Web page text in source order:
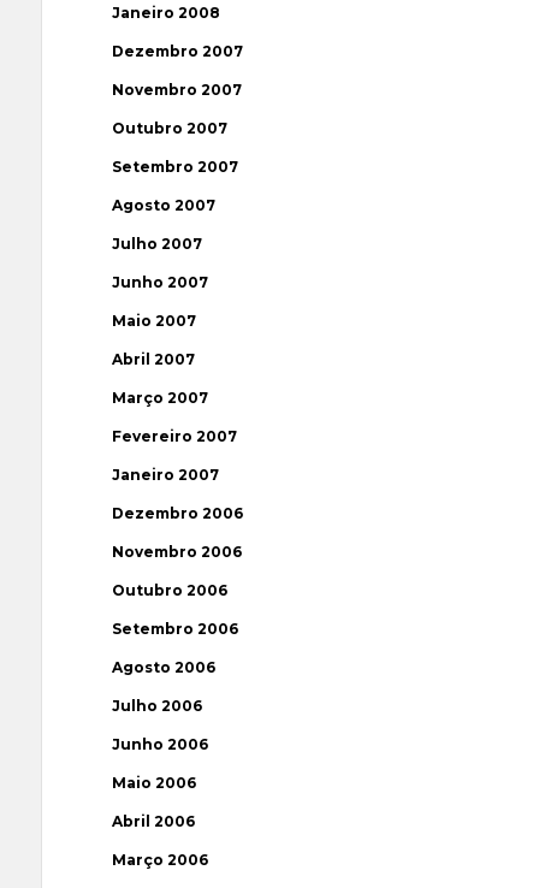
Janeiro 2008
Dezembro 2007
Novembro 2007
Outubro 2007
Setembro 2007
Agosto 2007
Julho 2007
Junho 2007
Maio 2007
Abril 2007
Março 2007
Fevereiro 2007
Janeiro 2007
Dezembro 2006
Novembro 2006
Outubro 2006
Setembro 2006
Agosto 2006
Julho 2006
Junho 2006
Maio 2006
Abril 2006
Março 2006